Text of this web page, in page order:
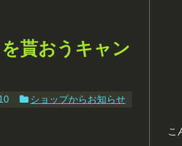
貰おうキャン
ショップからお知らせ
こ